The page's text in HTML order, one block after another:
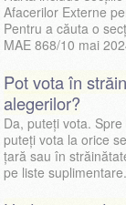
Afacerilor Externe
Pentru a căuta o
MAE 868/10 mai
Pot vota în
alegerilor?
Da, puteți vota.
puteți vota la orice
țară sau în
pe liste